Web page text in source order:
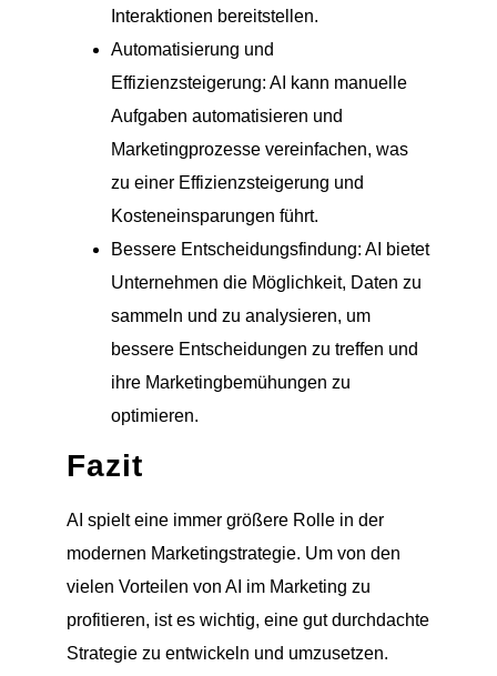
Interaktionen bereitstellen.
Automatisierung und
Effizienzsteigerung: AI kann manuelle
Aufgaben automatisieren und
Marketingprozesse vereinfachen, was
zu einer Effizienzsteigerung und
Kosteneinsparungen führt.
Bessere Entscheidungsfindung: AI bietet
Unternehmen die Möglichkeit, Daten zu
sammeln und zu analysieren, um
bessere Entscheidungen zu treffen und
ihre Marketingbemühungen zu
optimieren.
Fazit
AI spielt eine immer größere Rolle in der
modernen Marketingstrategie. Um von den
vielen Vorteilen von AI im Marketing zu
profitieren, ist es wichtig, eine gut durchdachte
Strategie zu entwickeln und umzusetzen.